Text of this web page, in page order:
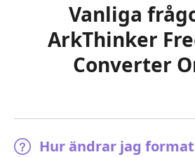
Vanliga
ArkThinker
Converter
Hur ändrar jag